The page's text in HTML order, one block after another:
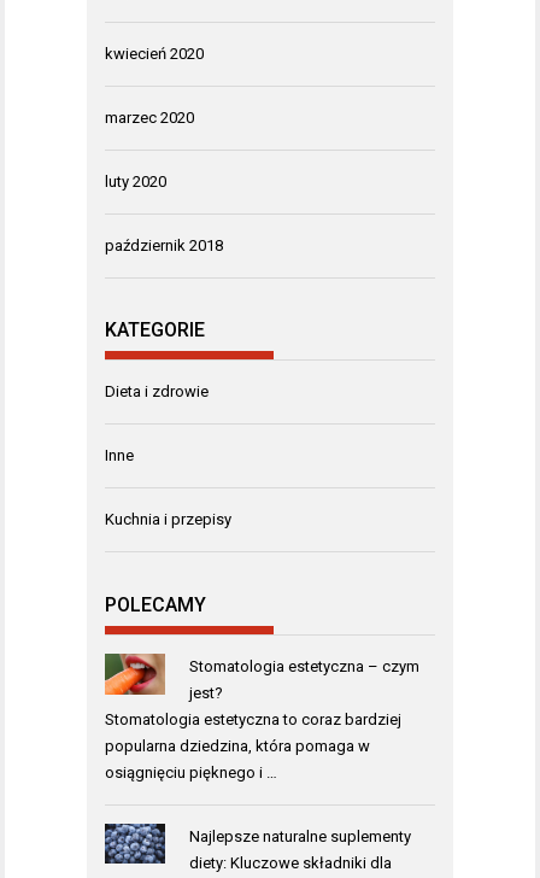
kwiecień 2020
marzec 2020
luty 2020
październik 2018
KATEGORIE
Dieta i zdrowie
Inne
Kuchnia i przepisy
POLECAMY
Stomatologia estetyczna – czym
jest?
Stomatologia estetyczna to coraz bardziej
popularna dziedzina, która pomaga w
osiągnięciu pięknego i …
Najlepsze naturalne suplementy
diety: Kluczowe składniki dla